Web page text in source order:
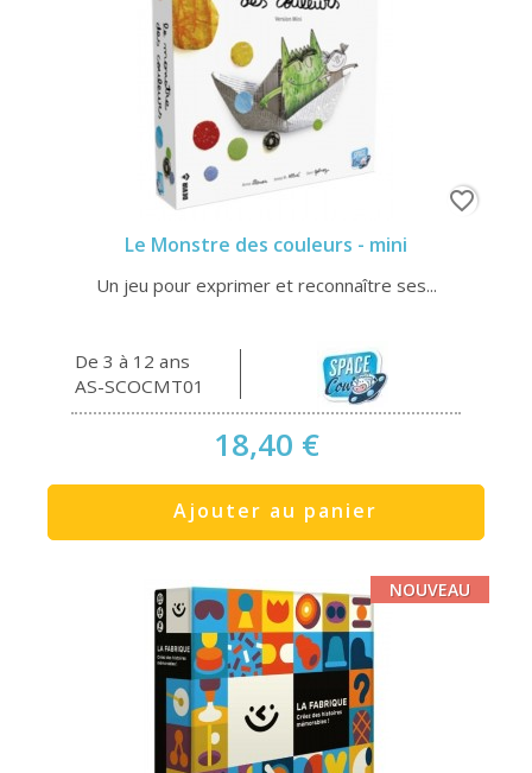
Le Monstre des couleurs - mini
Un jeu pour exprimer et reconnaître ses...
De 3 à 12 ans
AS-SCOCMT01
18,40 €
Ajouter au panier
favorite_border
NOUVEAU